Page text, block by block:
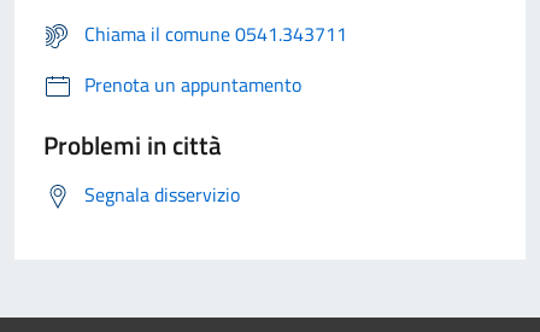
Chiama il comune 0541.343711
Prenota un appuntamento
Problemi in città
Segnala disservizio